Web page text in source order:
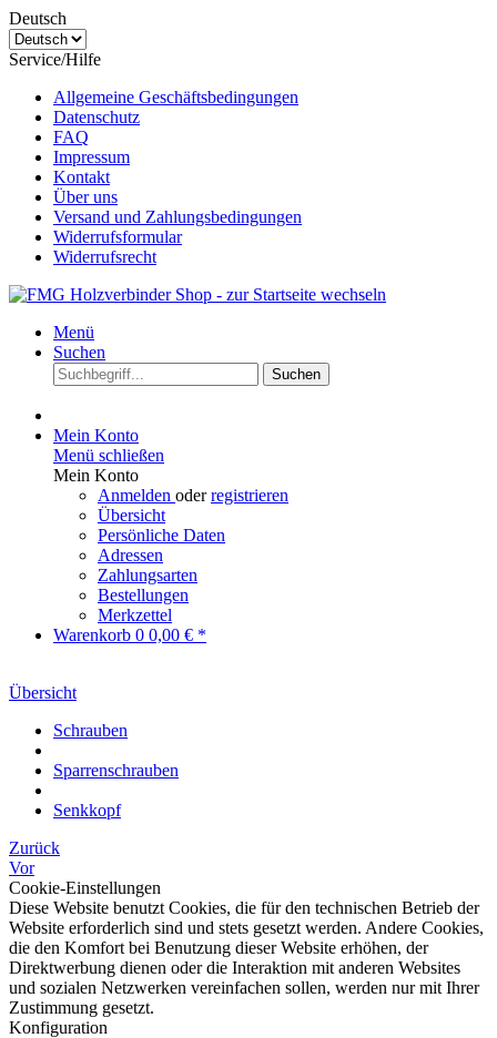
Deutsch
Service/Hilfe
Allgemeine Geschäftsbedingungen
Datenschutz
FAQ
Impressum
Kontakt
Über uns
Versand und Zahlungsbedingungen
Widerrufsformular
Widerrufsrecht
Menü
Suchen
Suchen
Mein Konto
Menü schließen
Mein Konto
Anmelden oderregistrieren
Übersicht
Persönliche Daten
Adressen
Zahlungsarten
Bestellungen
Merkzettel
Warenkorb 0 0,00 € *
Übersicht
Schrauben
Sparrenschrauben
Senkkopf
Zurück
Vor
Cookie-Einstellungen
Diese Website benutzt Cookies, die für den technischen Betrieb der
Website erforderlich sind und stets gesetzt werden. Andere Cookies,
die den Komfort bei Benutzung dieser Website erhöhen, der
Direktwerbung dienen oder die Interaktion mit anderen Websites
und sozialen Netzwerken vereinfachen sollen, werden nur mit Ihrer
Zustimmung gesetzt.
Konfiguration